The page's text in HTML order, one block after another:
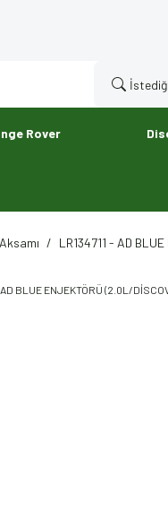
Rover
LR134711 - AD